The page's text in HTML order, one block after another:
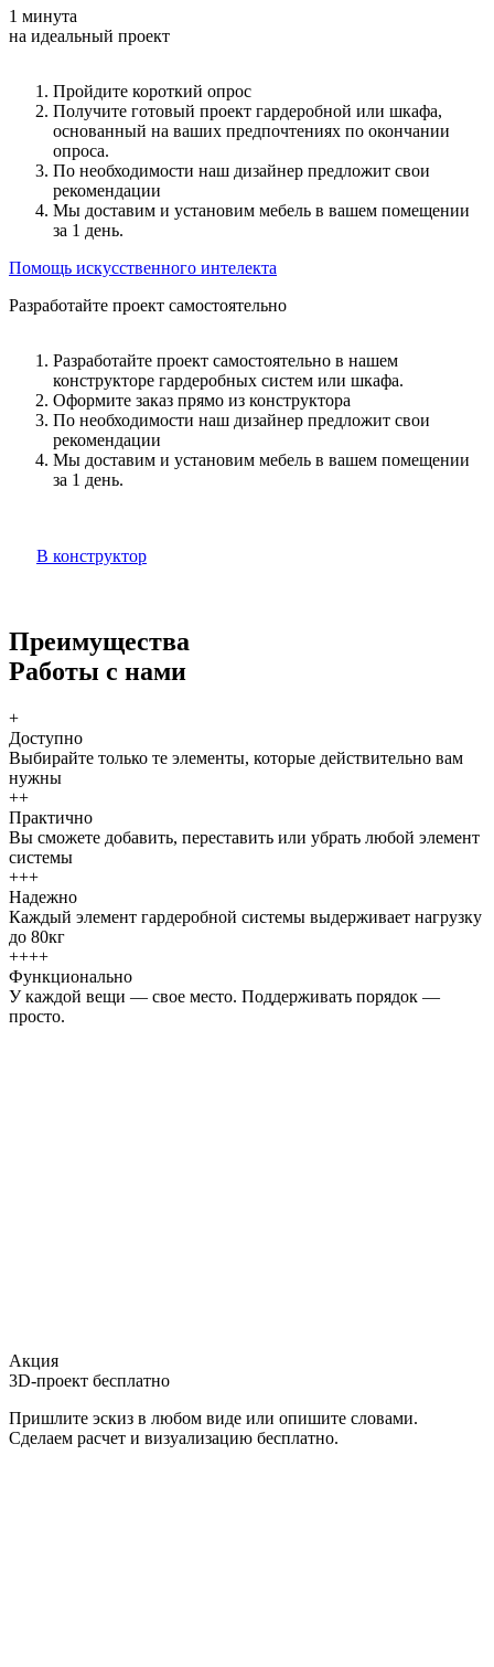
1 минута
на идеальный проект
Пройдите короткий опрос
Получите готовый проект гардеробной или шкафа,
основанный на ваших предпочтениях по окончании
опроса.
По необходимости наш дизайнер предложит свои
рекомендации
Мы доставим и установим мебель в вашем помещении
за 1 день.
Помощь искусственного интелекта
Разработайте проект самостоятельно
Разработайте проект самостоятельно в нашем
конструкторе гардеробных систем или шкафа.
Оформите заказ прямо из конструктора
По необходимости наш дизайнер предложит свои
рекомендации
Мы доставим и установим мебель в вашем помещении
за 1 день.
В конструктор
Преимущества
Работы с нами
+
Доступно
Выбирайте только те элементы, которые действительно вам
нужны
++
Практично
Вы сможете добавить, переставить или убрать любой элемент
системы
+++
Надежно
Каждый элемент гардеробной системы выдерживает нагрузку
до 80кг
++++
Функционально
У каждой вещи — свое место. Поддерживать порядок —
просто.
Акция
3D-проект бесплатно
Пришлите эскиз в любом виде или опишите словами.
Сделаем расчет и визуализацию бесплатно.